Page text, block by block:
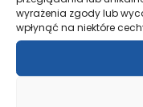
wyrażenia zgody lub
wpłynąć na niektóre
w Gdańsku”
5/2026/PN)
Dostawa sprzętu
ramach realizacji
dostępności do